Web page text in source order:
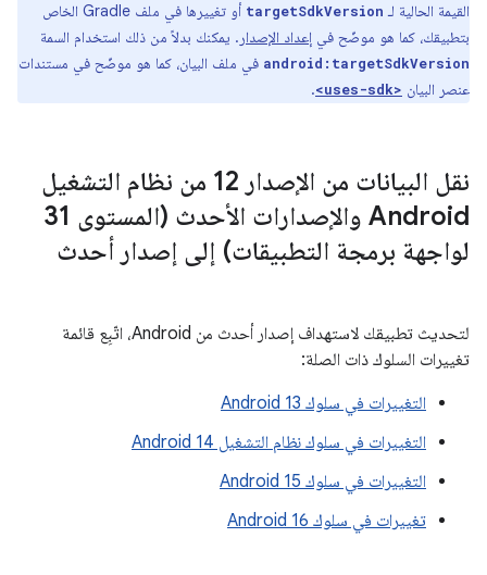
القيمة الحالية لـ targetSdkVersion
أو تغييرها في ملف Gradle الخاص
بتطبيقك، كما هو موضّح في إعداد الإصدار . يمكنك بدلاً من ذلك استخدام السمة
android:targetSdkVersion في ملف البيان، كما هو موضّح في مستندات
عنصر البيان <uses-sdk>
.
نقل البيانات من الإصدار 12 من نظام التشغيل
Android والإصدارات الأحدث (المستوى 31
لواجهة برمجة التطبيقات) إلى إصدار أحدث
لتحديث تطبيقك لاستهداف إصدار أحدث من Android، اتّبِع قائمة
تغييرات السلوك ذات الصلة:
التغييرات في سلوك Android 13
التغييرات في سلوك نظام التشغيل Android 14
التغييرات في سلوك Android 15
تغييرات في سلوك Android 16